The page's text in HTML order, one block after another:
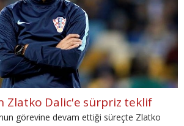
Zlatko Dalic'e sürpriz teklif
görevine devam ettiği süreçte Zlatko